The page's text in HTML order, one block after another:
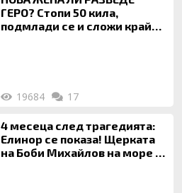
ГЕРО? Стопи 50 кила,
подмлади се и сложи край
19684 17
4 месеца след трагедията:
Елинор се показа! Щерката
на Боби Михайлов на море с